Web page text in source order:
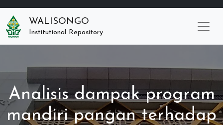
WALISONGO
Institutional Repository
Analisis dampak program
mandiri pangan terhadap